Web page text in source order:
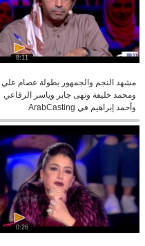
8:11
مشهد النجم والجمهور بطولة عصام علي
ومحمد خليفة ونهى جابر وياسر الرفاعي
وأحمد إبراهيم في ArabCasting
0:26